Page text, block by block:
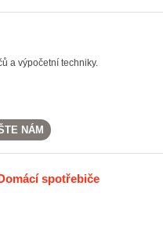
a výpočetní techniky.
NÁM
spotřebiče